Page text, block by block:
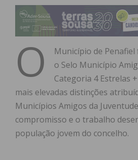
O
Município de
o Selo Município
Categoria 4 Estrelas
mais elevadas distinções
Municípios Amigos da
compromisso e o trabalho
população jovem do concelho.